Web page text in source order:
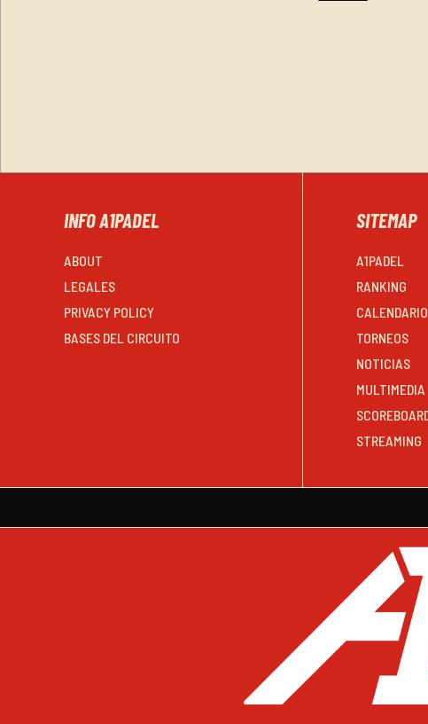
INFO A1PADEL
ABOUT
LEGALES
PRIVACY POLICY
BASES DEL CIRCUITO
SITEMAP
A1PADEL
RANKING
CALENDARIO
TORNEOS
NOTICIAS
MULTIMEDIA
STREAMING